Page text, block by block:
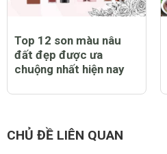
Top 12 son màu nâu
đất đẹp được ưa
chuộng nhất hiện nay
CHỦ ĐỀ LIÊN QUAN